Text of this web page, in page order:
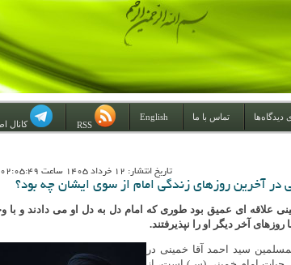
دیدگاه‌ها تماس با ما
English
کانال
تاريخ انتشار: 12 خرداد 1405 ساعت 02:05:49
آخرین روزهای زندگی امام از سوی ایشان چه بود؟
علاقه ای عمیق بود طوری که امام دل به دل او می دادند و با
آخر دیگر او را نپذیرفتند.
سید احمد آقا خمینی در